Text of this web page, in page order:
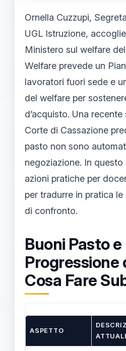
Ornella Cuzzupi,
UGL Istruzione,
Ministero sul welfare
Welfare prevede un
lavoratori fuori sede e
del welfare per
d’acquisto. Una
Corte di Cassazione
pasto non sono
negoziazione. In
azioni pratiche per
per tradurre in pratica
di confronto.
Buoni Pasto e
Progressione
Cosa Fare
ASPETTO